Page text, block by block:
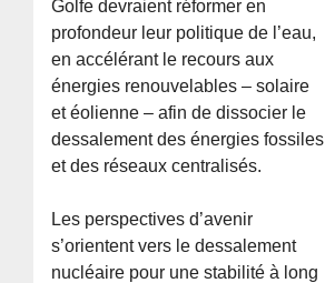
Golfe devraient réformer en
profondeur leur politique de l’eau,
en accélérant le recours aux
énergies renouvelables – solaire
et éolienne – afin de dissocier le
dessalement des énergies fossiles
et des réseaux centralisés.
Les perspectives d’avenir
s’orientent vers le dessalement
nucléaire pour une stabilité à long